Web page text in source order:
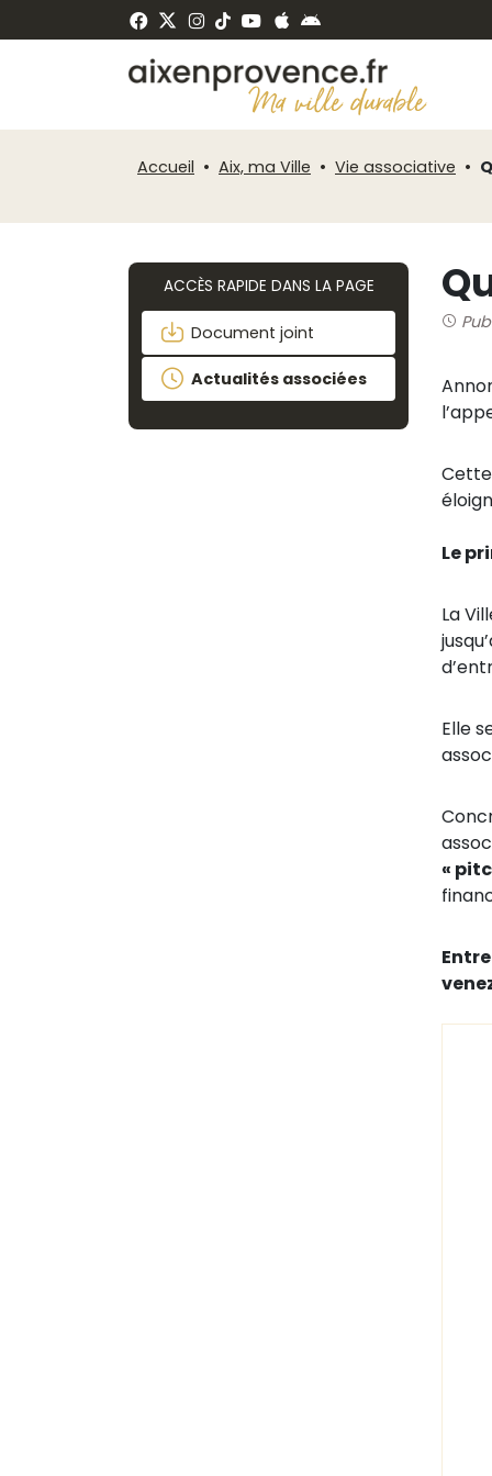
Accueil Aix, ma Ville Vie associative
ACCÈS RAPIDE DANS LA PAGE
Document joint
Actualités associées
Le
La
Elle
«
de
Panneau de gestion des cookies